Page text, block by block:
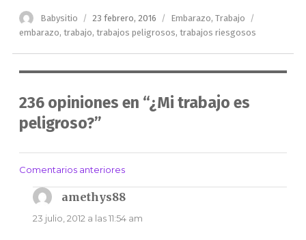
Autor
Babysitio
Publicado
el
23 febrero, 2016 Categorías
Embarazo, Trabajo
embarazo, trabajo, trabajos peligrosos, trabajos riesgosos
236 opiniones en “¿Mi trabajo es
peligroso?”
Navegación
de
comentarios
Comentarios anteriores
amethys88dice:
23 julio, 2012 a las 11:54 am